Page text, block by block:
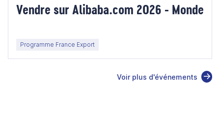
Vendre sur Alibaba.com 2026 - Monde
Programme France Export
Voir plus d'événements